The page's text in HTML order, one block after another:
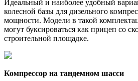
Идеальный и наиболее удобный
колесной базы для дизельного
мощности. Модели в такой
могут буксироваться как прицеп со
строительной площадке.
Компрессор на тандемном шасси